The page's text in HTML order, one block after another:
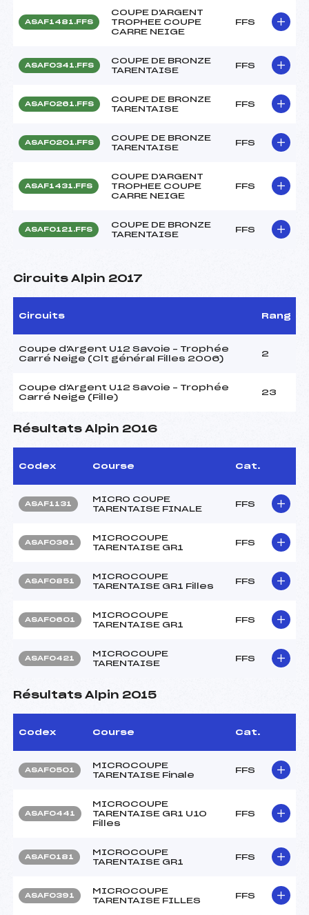
ASAF1481.FFS
COUPE D'ARGENT
TROPHEE COUPE
CARRE NEIGE
FFS
ASAF0341.FFS
COUPE DE BRONZE
TARENTAISE
FFS
ASAF0261.FFS
COUPE DE BRONZE
TARENTAISE
FFS
ASAF0201.FFS
COUPE DE BRONZE
TARENTAISE
FFS
ASAF1431.FFS
COUPE D'ARGENT
TROPHEE COUPE
CARRE NEIGE
FFS
ASAF0121.FFS
COUPE DE BRONZE
TARENTAISE
FFS
Circuits Alpin 2017
Circuits Rang
Coupe d'Argent U12 Savoie – Trophée
Carré Neige (Clt général Filles 2006)
2
Coupe d'Argent U12 Savoie – Trophée
Carré Neige (Fille)
23
Résultats Alpin 2016
Codex Course Cat.
ASAF1131
MICRO COUPE
TARENTAISE FINALE
FFS
ASAF0361
MICROCOUPE
TARENTAISE GR1
FFS
ASAF0851
MICROCOUPE
TARENTAISE GR1 Filles
FFS
ASAF0601
MICROCOUPE
TARENTAISE GR1
FFS
ASAF0421
MICROCOUPE
TARENTAISE
FFS
Résultats Alpin 2015
Codex Course Cat.
ASAF0501
MICROCOUPE
TARENTAISE Finale
FFS
ASAF0441
MICROCOUPE
TARENTAISE GR1 U10
Filles
FFS
ASAF0181
MICROCOUPE
TARENTAISE GR1
FFS
ASAF0391
MICROCOUPE
TARENTAISE FILLES
FFS